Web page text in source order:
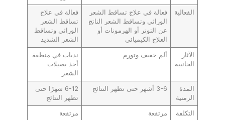
الفعالية
فعالة في علاج تساقط الشعر
الوراثي وتساقط الشعر الناتج
عن التوتر أو الهرمونات أو
العلاج الكيميائي
فعالة في علاج
تساقط الشعر
الوراثي وتساقط
الشعر الشديد
الآثار
الجانبية
ألم خفيف وتورم
ندبات في منطقة
أخذ بصيلات
الشعر
المدة
الزمنية
3-6 أشهر حتى تظهر النتائج
6-12 شهرًا حتى
تظهر النتائج
التكلفة مرتفعة مرتفعة